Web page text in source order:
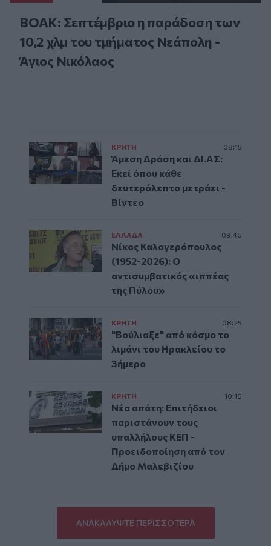
ΒΟΑΚ: Σεπτέμβριο η παράδοση των
10,2 χλμ του τμήματος Νεάπολη -
Άγιος Νικόλαος
ΚΡΗΤΗ 08:15
Άμεση Δράση και ΔΙ.ΑΣ:
Εκεί όπου κάθε
δευτερόλεπτο μετράει -
Βίντεο
ΕΛΛAΔΑ 09:46
Νίκος Καλογερόπουλος
(1952-2026): O
αντισυμβατικός «ιππέας
της Πύλου»
ΚΡΗΤΗ 08:25
"Βούλιαξε" από κόσμο το
λιμάνι του Ηρακλείου το
3ήμερο
ΚΡΗΤΗ 10:16
Νέα απάτη: Επιτήδειοι
παριστάνουν τους
υπαλλήλους ΚΕΠ -
Προειδοποίηση από τον
Δήμο Μαλεβιζίου
ΑΝΑΚΑΛΥΨΤΕ ΠΕΡΙΣΣΟΤΕΡΑ